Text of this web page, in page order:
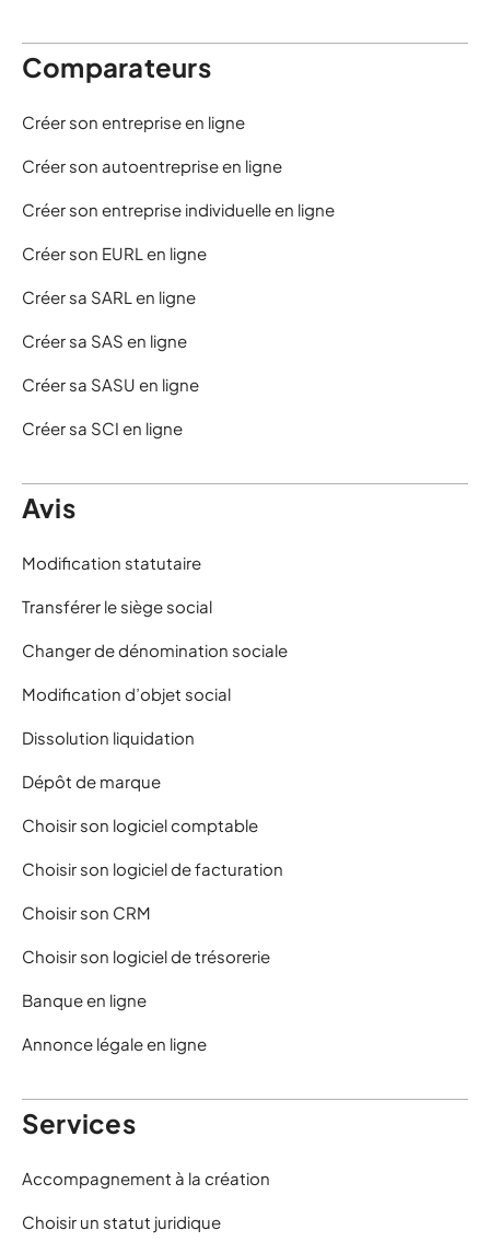
Comparateurs
Créer son entreprise en ligne
Créer son autoentreprise en ligne
Créer son entreprise individuelle en ligne
Créer son EURL en ligne
Créer sa SARL en ligne
Créer sa SAS en ligne
Créer sa SASU en ligne
Créer sa SCI en ligne
Avis
Modification statutaire
Transférer le siège social
Changer de dénomination sociale
Modification d’objet social
Dissolution liquidation
Dépôt de marque
Choisir son logiciel comptable
Choisir son logiciel de facturation
Choisir son CRM
Choisir son logiciel de trésorerie
Banque en ligne
Annonce légale en ligne
Services
Accompagnement à la création
Choisir un statut juridique